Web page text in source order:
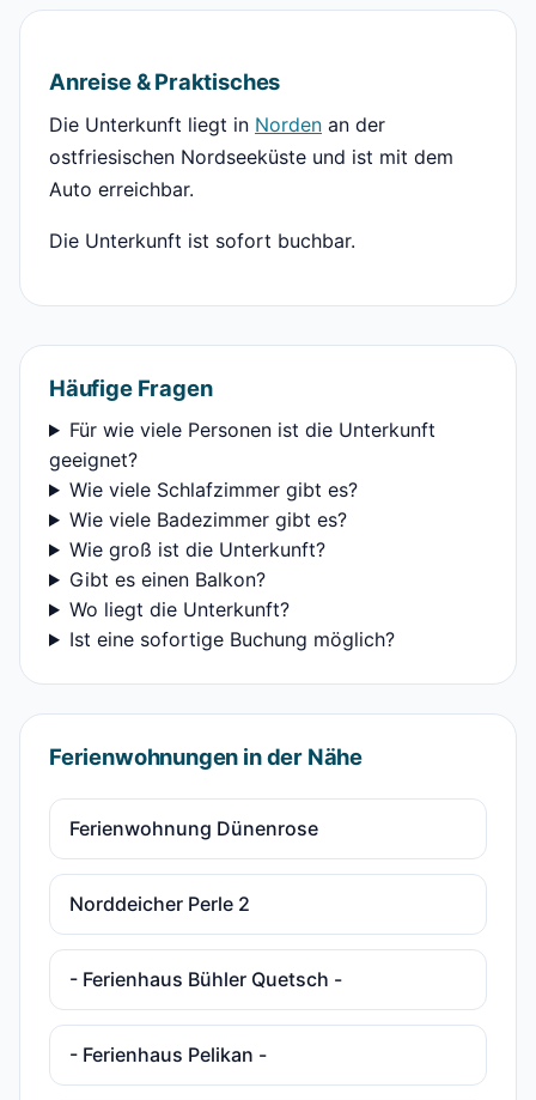
Anreise & Praktisches
Die Unterkunft liegt in Norden an der
ostfriesischen Nordseeküste und ist mit dem
Auto erreichbar.
Die Unterkunft ist sofort buchbar.
Häufige Fragen
Für wie viele Personen ist die Unterkunft
geeignet?
Wie viele Schlafzimmer gibt es?
Wie viele Badezimmer gibt es?
Wie groß ist die Unterkunft?
Gibt es einen Balkon?
Wo liegt die Unterkunft?
Ist eine sofortige Buchung möglich?
Ferienwohnungen in der Nähe
Ferienwohnung Dünenrose
Norddeicher Perle 2
- Ferienhaus Bühler Quetsch -
- Ferienhaus Pelikan -